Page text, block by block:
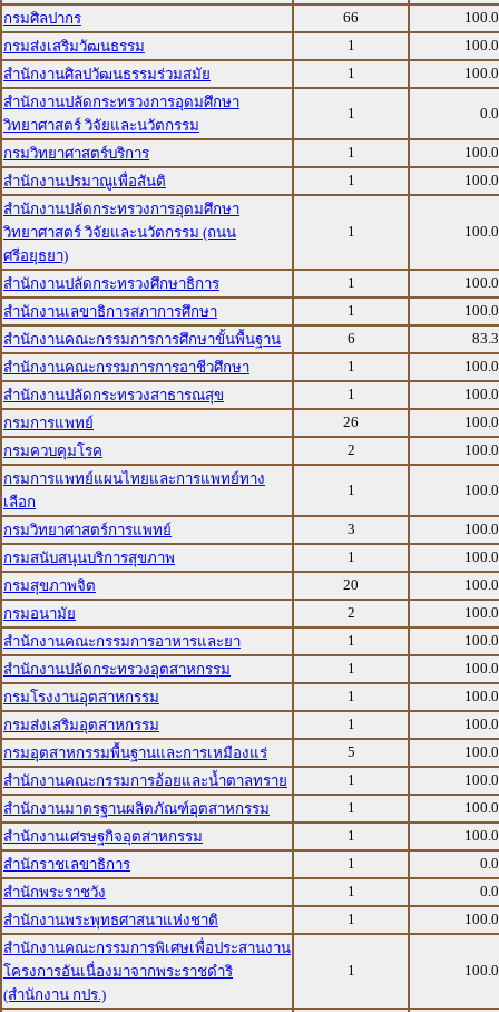
กรมศิลปากร
66
กรมส่งเสริมวัฒนธรรม
1
สำนักงานศิลปวัฒนธรรมร่วมสมัย
1
สำนักงานปลัดกระทรวงการอุดมศึกษา
วิทยาศาสตร์ วิจัยและนวัตกรรม
1
กรมวิทยาศาสตร์บริการ 1
สำนักงานปรมาณูเพื่อสันติ
1
สำนักงานปลัดกระทรวงการอุดมศึกษา
วิทยาศาสตร์ วิจัยและนวัตกรรม (ถนน
ศรีอยุธยา)
1
สำนักงานปลัดกระทรวงศึกษาธิการ 1
สำนักงานเลขาธิการสภาการศึกษา
1
สำนักงานคณะกรรมการการศึกษาขั้นพื้นฐาน
6
สำนักงานคณะกรรมการการอาชีวศึกษา
1
สำนักงานปลัดกระทรวงสาธารณสุข
1
กรมการแพทย์
26
กรมควบคุมโรค
2
กรมการแพทย์แผนไทยและการแพทย์ทาง
เลือก
1
กรมวิทยาศาสตร์การแพทย์ 3
กรมสนับสนุนบริการสุขภาพ
1
กรมสุขภาพจิต
20
กรมอนามัย
2
สำนักงานคณะกรรมการอาหารและยา
1
สำนักงานปลัดกระทรวงอุตสาหกรรม
1
กรมโรงงานอุตสาหกรรม
1
กรมส่งเสริมอุตสาหกรรม
1
กรมอุตสาหกรรมพื้นฐานและการเหมืองแร่
5
สำนักงานคณะกรรมการอ้อยและน้ำตาลทราย
1
สำนักงานมาตรฐานผลิตภัณฑ์อุตสาหกรรม
1
สำนักงานเศรษฐกิจอุตสาหกรรม
1
สำนักราชเลขาธิการ
1
สำนักพระราชวัง
1
สำนักงานพระพุทธศาสนาแห่งชาติ
1
สำนักงานคณะกรรมการพิเศษเพื่อประสานงาน
โครงการอันเนื่องมาจากพระราชดำริ
(สำนักงาน กปร.)
1